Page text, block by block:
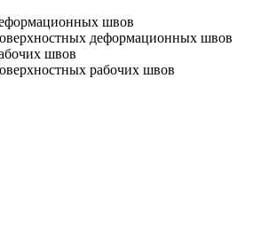
швов
деформационных швов
швов
рабочих швов